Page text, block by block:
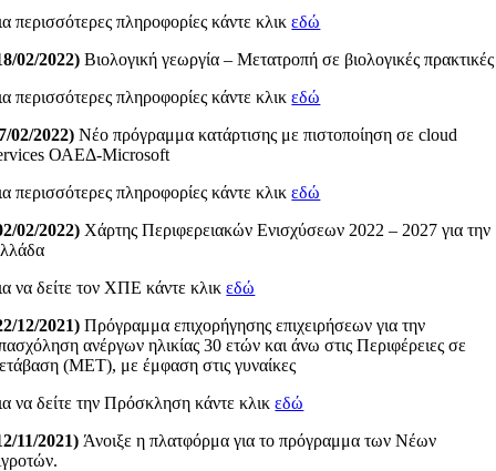
περισσότερες πληροφορίες κάντε κλικεδώ
02/2022) Βιολογική γεωργία – Μετατροπή σε βιολογικές πρακτικές
περισσότερες πληροφορίες κάντε κλικεδώ
02/2022) Νέο πρόγραμμα κατάρτισης με πιστοποίηση σε cloud
ΟΑΕΔ-Microsoft
περισσότερες πληροφορίες κάντε κλικεδώ
02/2022) Χάρτης Περιφερειακών Ενισχύσεων 2022 – 2027 για την
να δείτε τον ΧΠΕ κάντε κλικεδώ
12/2021) Πρόγραμμα επιχορήγησης επιχειρήσεων για την
ανέργων ηλικίας 30 ετών και άνω στις Περιφέρειες σε
(ΜΕΤ), με έμφαση στις γυναίκες
να δείτε την Πρόσκληση κάντε κλικεδώ
11/2021) Άνοιξε η πλατφόρμα για το πρόγραμμα των Νέων